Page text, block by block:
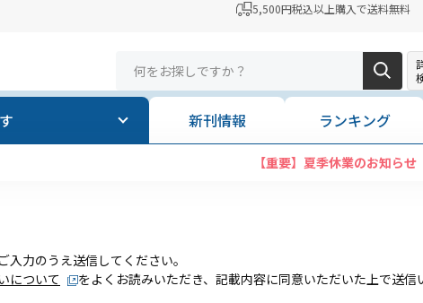
5,500円税込以上購入で送料無料
新刊情報 ランキング
【重要】夏季休業のお知らせ
力のうえ送信してください。
について をよくお読みいただき、記載内容に同意いただいた上で送信